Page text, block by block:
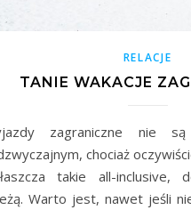
RELACJE
TANIE WAKACJE
zagraniczne nie
chociaż
takie all-inclusive,
Warto jest, nawet jeśli